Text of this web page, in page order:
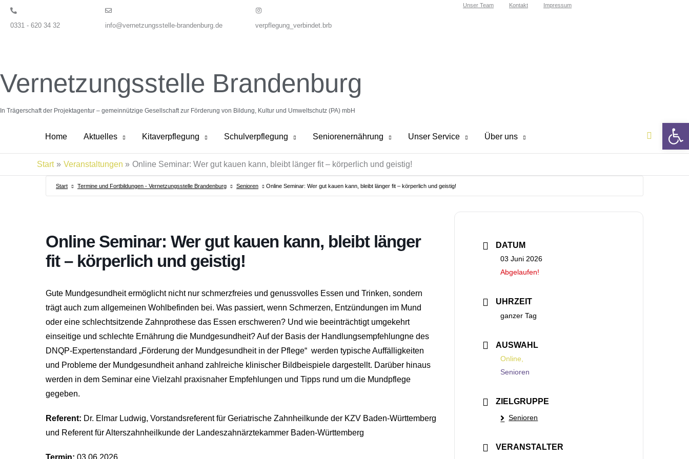
Inhalt
springen
0331 - 620 34 32 info@vernetzungsstelle-brandenburg.de verpflegung_verbindet.brb
Unser Team Kontakt Impressum
Vernetzungsstelle Brandenburg
In Trägerschaft der Projektagentur – gemeinnützige Gesellschaft zur Förderung von Bildung, Kultur und Umweltschutz (PA) mbH
Home Aktuelles Kitaverpflegung Schulverpflegung Seniorenernährung Unser Service Über uns Suchen
Start Veranstaltungen Online Seminar: Wer gut kauen kann, bleibt länger fit – körperlich und geistig!
Start Termine und Fortbildungen - Vernetzungsstelle Brandenburg Senioren Online Seminar: Wer gut kauen kann, bleibt länger fit – körperlich und geistig!
Online Seminar: Wer gut kauen kann, bleibt länger
fit – körperlich und geistig!
Gute Mundgesundheit ermöglicht nicht nur schmerzfreies und genussvolles Essen und Trinken, sondern
trägt auch zum allgemeinen Wohlbefinden bei. Was passiert, wenn Schmerzen, Entzündungen im Mund
oder eine schlechtsitzende Zahnprothese das Essen erschweren? Und wie beeinträchtigt umgekehrt
einseitige und schlechte Ernährung die Mundgesundheit? Auf der Basis der Handlungsempfehlungne des
DNQP-Expertenstandard „Förderung der Mundgesundheit in der Pflege“ werden typische Auffälligkeiten
und Probleme der Mundgesundheit anhand zahlreiche klinischer Bildbeispiele dargestellt. Darüber hinaus
werden in dem Seminar eine Vielzahl praxisnaher Empfehlungen und Tipps rund um die Mundpflege
gegeben.
Referent: Dr. Elmar Ludwig, Vorstandsreferent für Geriatrische Zahnheilkunde der KZV Baden-Württemberg
und Referent für Alterszahnheilkunde der Landeszahnärztekammer Baden-Württemberg
Termin: 03.06.2026
DATUM
03 Juni 2026
Abgelaufen!
UHRZEIT
ganzer Tag
AUSWAHL
Online,
Senioren
ZIELGRUPPE
Senioren
VERANSTALTER